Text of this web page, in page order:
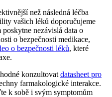
než následná léčba
vašich léků doporučujeme
nezávislá data o
o bezpečnosti medikace,
o bezpečnosti léků, které
konzultovat datasheet pro
farmakologické interakce.
k sobě i svým symptomům